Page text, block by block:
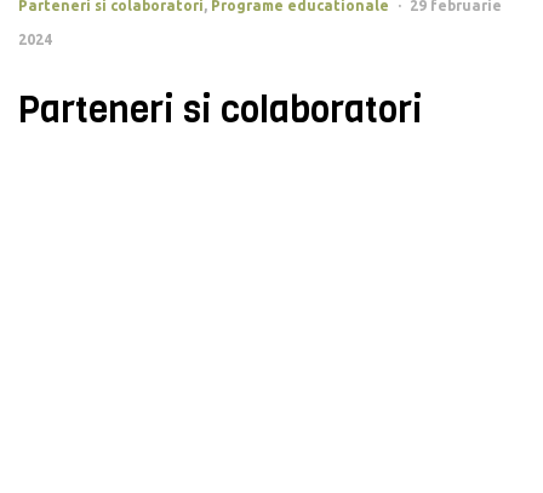
Parteneri si colaboratori, Programe educationale 29 februarie
2024
Parteneri si colaboratori